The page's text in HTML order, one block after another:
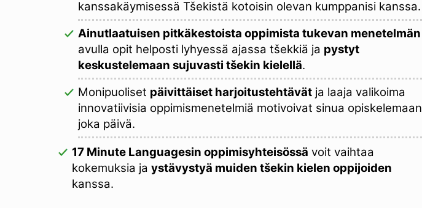
kanssakäymisessä Tšekistä kotoisin olevan kumppanisi kanssa.
Ainutlaatuisen pitkäkestoista oppimista tukevan menetelmän
avulla opit helposti lyhyessä ajassa tšekkiä ja pystyt
keskustelemaan sujuvasti tšekin kielellä.
Monipuoliset päivittäiset harjoitustehtävät ja laaja valikoima
innovatiivisia oppimismenetelmiä motivoivat sinua opiskelemaan
joka päivä.
17 Minute Languagesin oppimisyhteisössä voit vaihtaa
kokemuksia ja ystävystyä muiden tšekin kielen oppijoiden
kanssa.